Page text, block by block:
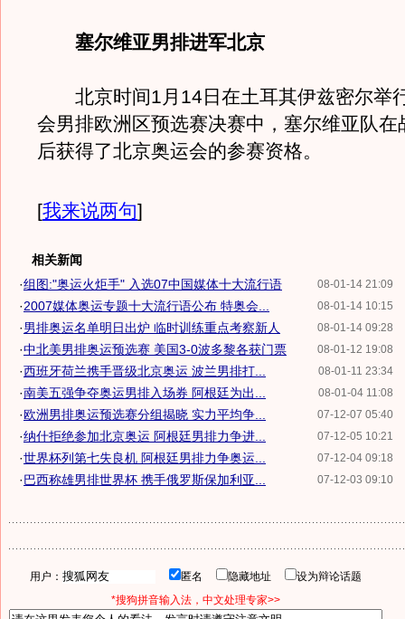
塞尔维亚男排进军北京
北京时间1月14日在土耳其伊兹密尔举
会男排欧洲区预选赛决赛中，塞尔维亚队在
后获得了北京奥运会的参赛资格。
[我来说两句]
相关新闻
08-01-14 21:09
·组图:"奥运火炬手" 入选07中国媒体十大流行语
08-01-14 10:15
·2007媒体奥运专题十大流行语公布 特奥会...
08-01-14 09:28
·男排奥运名单明日出炉 临时训练重点考察新人
08-01-12 19:08
·中北美男排奥运预选赛 美国3-0波多黎各获门票
08-01-11 23:34
·西班牙荷兰携手晋级北京奥运 波兰男排打...
08-01-04 11:08
·南美五强争夺奥运男排入场券 阿根廷为出...
07-12-07 05:40
·欧洲男排奥运预选赛分组揭晓 实力平均争...
07-12-05 10:21
·纳什拒绝参加北京奥运 阿根廷男排力争进...
07-12-04 09:18
·世界杯列第七失良机 阿根廷男排力争奥运...
07-12-03 09:10
·巴西称雄男排世界杯 携手俄罗斯保加利亚...
用户： 匿名 隐藏地址
设为辩论话题
*搜狗拼音输入法，中文处理专家>>